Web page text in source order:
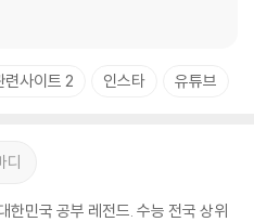
련사이트 2 인스타 유튜브
디
한민국 공부 레전드. 수능 전국 상위